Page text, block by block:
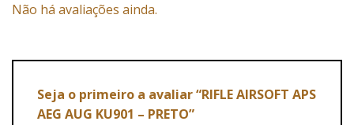
Não há avaliações ainda.
Seja o primeiro a avaliar “RIFLE AIRSOFT APS
AEG AUG KU901 – PRETO”